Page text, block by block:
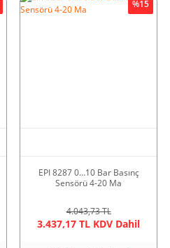
EPI 8287 0…10 Bar Basınç
Sensörü 4-20 Ma
4.043,73 TL
3.437,17 TL KDV Dahil
%15